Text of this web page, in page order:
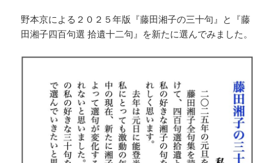
野本京による２０２５年版『藤田湘子の三十句』と『藤
田湘子四百句選 拾遺十二句』を新たに選んでみました。